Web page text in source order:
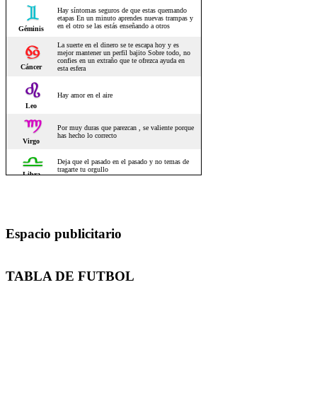
Espacio publicitario
TABLA DE FUTBOL